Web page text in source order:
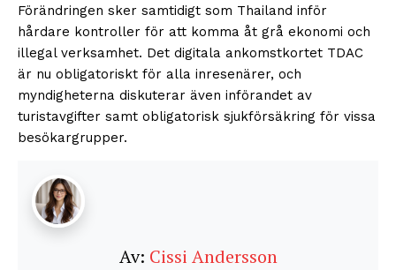
Förändringen sker samtidigt som Thailand inför
hårdare kontroller för att komma åt grå ekonomi och
illegal verksamhet. Det digitala ankomstkortet TDAC
är nu obligatoriskt för alla inresenärer, och
myndigheterna diskuterar även införandet av
turistavgifter samt obligatorisk sjukförsäkring för vissa
besökargrupper.
Av: Cissi Andersson